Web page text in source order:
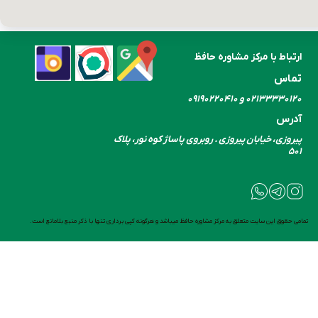
تمامی حقوق این سایت متعلق به مرکز مشاوره حافظ میباشد و هرگونه کپی برداری تنها با ذکر منبع بلامانع است.
تماس
۰۲۱۳۳۳۳۰​​​​​​​۱۲۰ و ۰۹۱۹۰۲۲۰۴۱۰
آدرس
پیروزی، خیابان پیروزی . روبروی پاساژ کوه نور، پلاک
۵۰۱
ارتباط با مرکز مشاوره حافظ